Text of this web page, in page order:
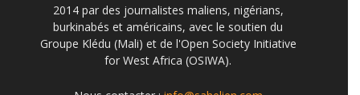
2014 par des journalistes maliens, nigérians,
burkinabés et américains, avec le soutien du
Groupe Klédu (Mali) et de l'Open Society Initiative
for West Africa (OSIWA).